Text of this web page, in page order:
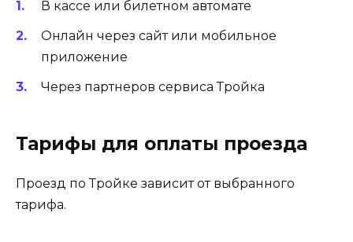
В кассе или билетном автомате
Онлайн через сайт или мобильное
приложение
Через партнеров сервиса Тройка
Тарифы для оплаты проезда
Проезд по Тройке зависит от выбранного
тарифа.